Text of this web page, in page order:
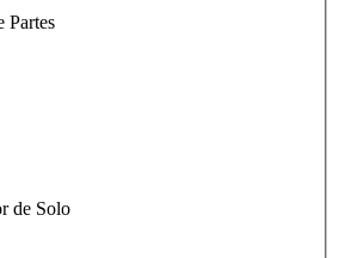
Partes
de Solo